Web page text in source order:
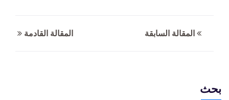
المقالة السابقة المقالة القادمة
بحث